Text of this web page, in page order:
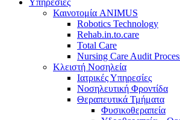
Υπηρεσίες
Καινοτομία ANIMUS
Robotics Technology
Rehab.in.to.care
Total Care
Nursing Care Audit
Κλειστή Νοσηλεία
Ιατρικές Υπηρεσίες
Νοσηλευτική Φροντίδα
Θεραπευτικά Τμήματα
Φυσικοθεραπεία